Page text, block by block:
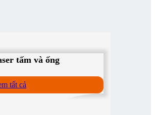
tấm và ống
tất cả